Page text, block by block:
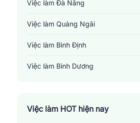
Việc làm Đà Nẵng
Việc làm Quảng Ngãi
Việc làm Bình Định
Việc làm Bình Dương
Việc làm TP. Hồ Chí Minh
Việc làm HOT hiện nay